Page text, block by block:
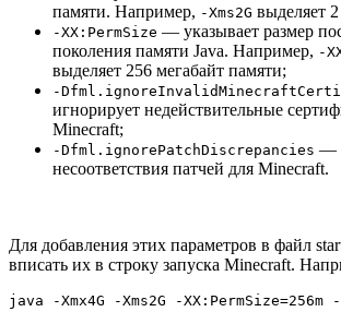
памяти. Например, -Xms2G выделяет
-XX:PermSize — указывает размер
поколения памяти Java. Например, -
выделяет 256 мегабайт памяти;
-
игнорирует недействительные
Minecraft;
-Dfml.ignorePatchDiscrepancies —
несоответствия патчей для Minecraft.
Для добавления этих параметров в файл
вписать их в строку запуска Minecraft.